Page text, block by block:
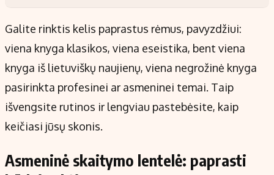
Galite rinktis kelis paprastus rėmus, pavyzdžiui:
viena knyga klasikos, viena eseistika, bent viena
knyga iš lietuviškų naujienų, viena negrožinė knyga
pasirinkta profesinei ar asmeninei temai. Taip
išvengsite rutinos ir lengviau pastebėsite, kaip
keičiasi jūsų skonis.
Asmeninė skaitymo lentelė: paprasti